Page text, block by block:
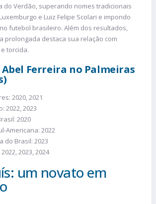
do Verdão, superando nomes tradicionais
e Luiz Felipe Scolari e impondo
futebol brasileiro. Além dos resultados,
prolongada destaca sua relação com
torcida.
Ferreira no Palmeiras
2020, 2021
2022, 2023
2020
Americana: 2022
do Brasil: 2023
2023, 2024
um novato em